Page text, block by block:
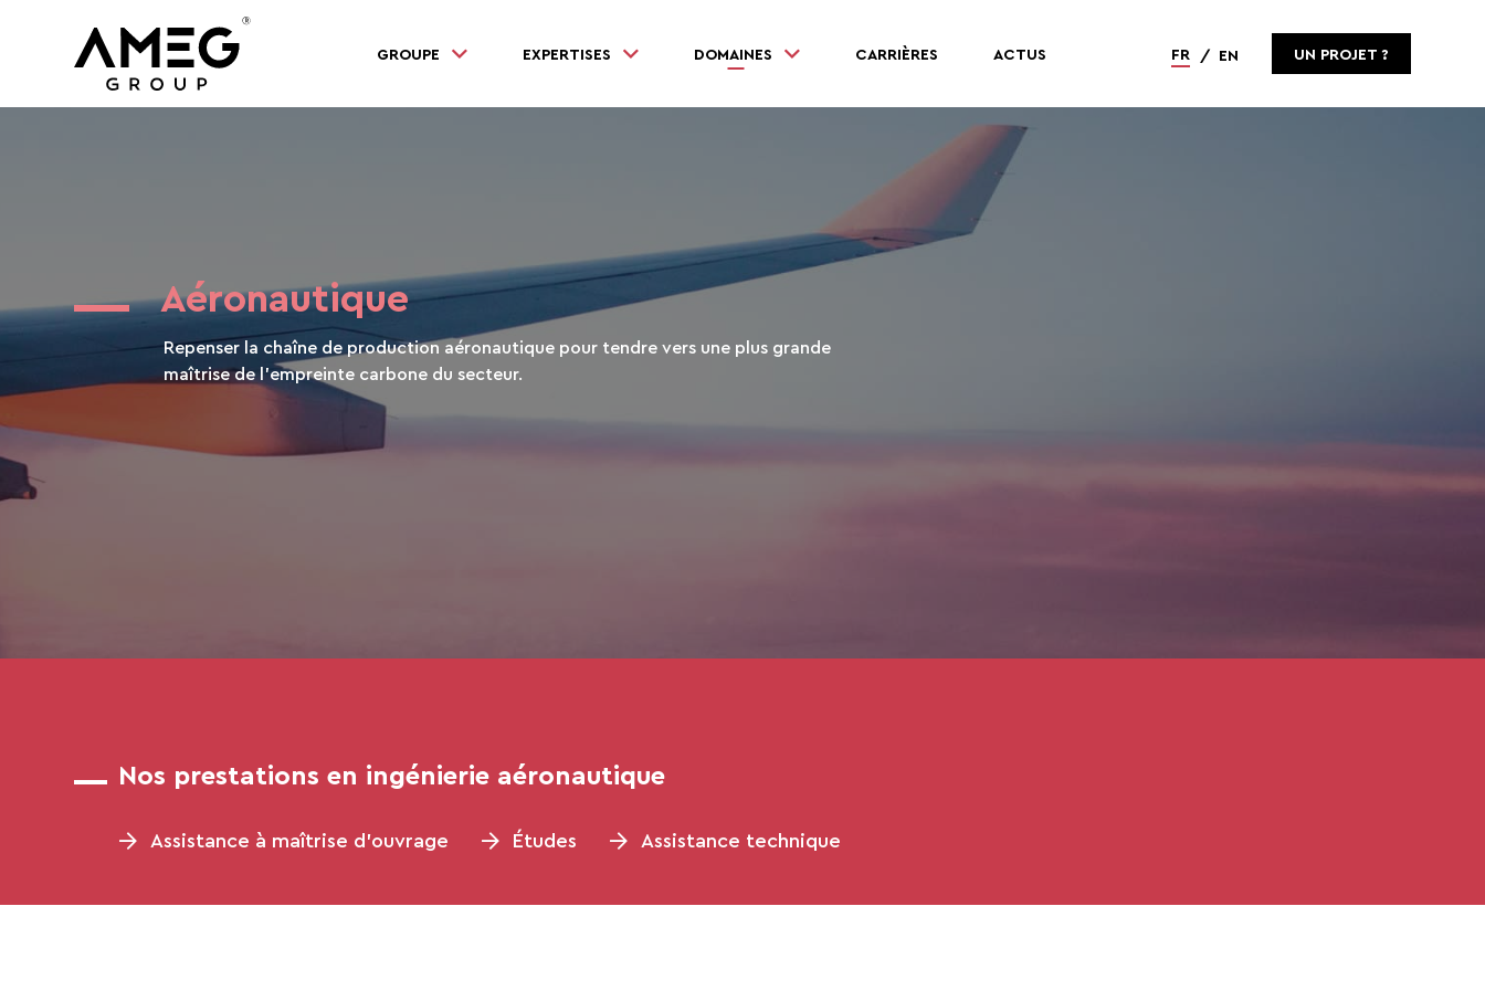
GROUPE EXPERTISES DOMAINES CARRIÈRES ACTUS FR EN UN PROJET ?
Aéronautique
Repenser la chaîne de production aéronautique pour tendre vers une plus grande
maîtrise de l’empreinte carbone du secteur.
Nos prestations en ingénierie aéronautique
Assistance à maîtrise d’ouvrage Études Assistance technique